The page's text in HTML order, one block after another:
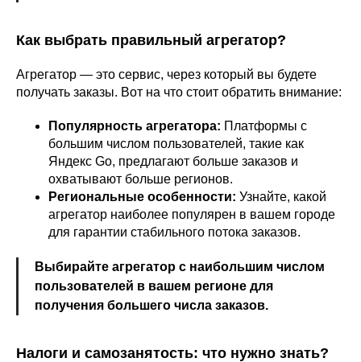
Как выбрать правильный агрегатор?
Агрегатор — это сервис, через который вы будете
получать заказы. Вот на что стоит обратить внимание:
Популярность агрегатора: Платформы с
большим числом пользователей, такие как
Яндекс Go, предлагают больше заказов и
охватывают больше регионов.
Региональные особенности: Узнайте, какой
агрегатор наиболее популярен в вашем городе
для гарантии стабильного потока заказов.
Выбирайте агрегатор с наибольшим числом
пользователей в вашем регионе для
получения большего числа заказов.
Налоги и самозанятость: что нужно знать?